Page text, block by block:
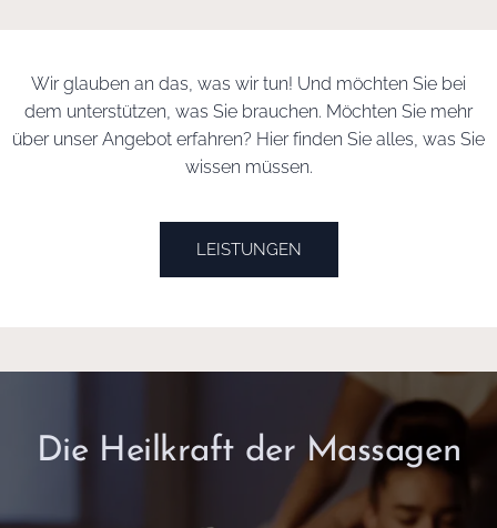
Wir glauben an das, was wir tun! Und möchten Sie bei
dem unterstützen, was Sie brauchen. Möchten Sie mehr
über unser Angebot erfahren? Hier finden Sie alles, was Sie
wissen müssen.
LEISTUNGEN
Die Heilkraft der Massagen